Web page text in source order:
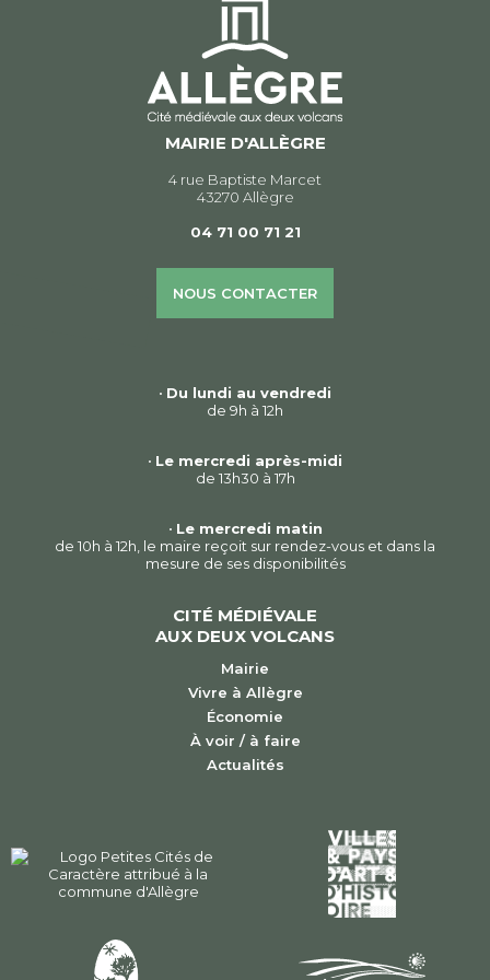
MAIRIE D'ALLÈGRE
4 rue Baptiste Marcet
43270 Allègre
04 71 00 71 21
NOUS CONTACTER
• Du lundi au vendredi
de 9h à 12h
• Le mercredi après-midi
de 13h30 à 17h
• Le mercredi matin
de 10h à 12h, le maire reçoit sur rendez-vous et dans la
mesure de ses disponibilités
CITÉ MÉDIÉVALE
AUX DEUX VOLCANS
Mairie
Vivre à Allègre
Économie
À voir / à faire
Actualités